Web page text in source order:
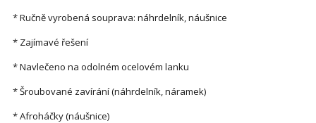
* Ručně vyrobená souprava: náhrdelník, náušnice
* Zajímavé řešení
* Navlečeno na odolném ocelovém lanku
* Šroubované zavírání (náhrdelník, náramek)
* Afroháčky (náušnice)